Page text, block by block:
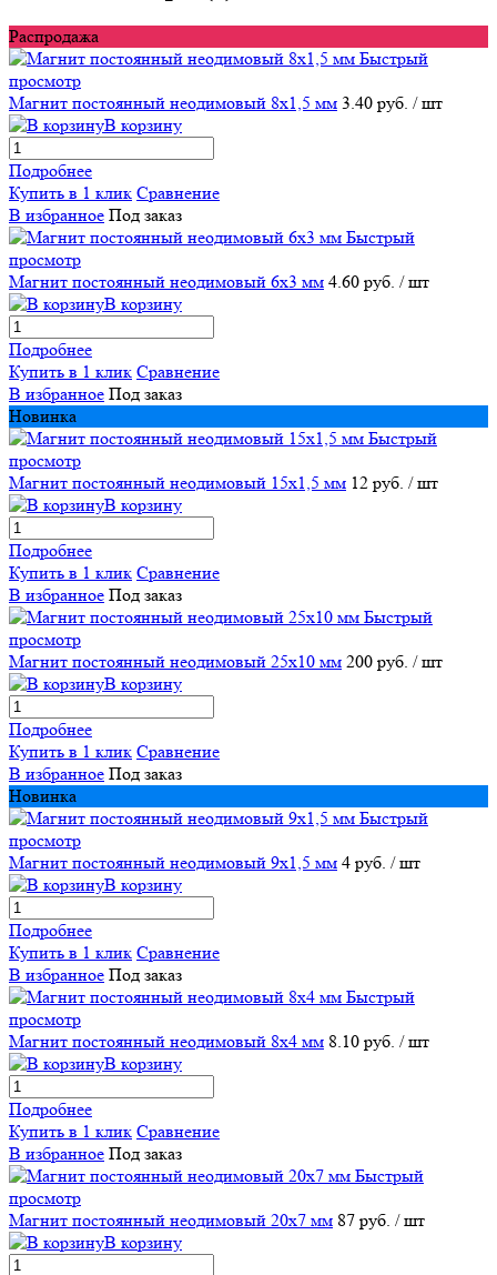
Распродажа
Быстрый
просмотр
Магнит постоянный неодимовый 8х1,5 мм 3.40 руб. / шт
В корзину
Подробнее
Купить в 1 клик Сравнение
В избранное Под заказ
Быстрый
просмотр
Магнит постоянный неодимовый 6х3 мм 4.60 руб. / шт
В корзину
Подробнее
Купить в 1 клик Сравнение
В избранное Под заказ
Новинка
Быстрый
просмотр
Магнит постоянный неодимовый 15х1,5 мм 12 руб. / шт
В корзину
Подробнее
Купить в 1 клик Сравнение
В избранное Под заказ
Быстрый
просмотр
Магнит постоянный неодимовый 25х10 мм 200 руб. / шт
В корзину
Подробнее
Купить в 1 клик Сравнение
В избранное Под заказ
Новинка
Быстрый
просмотр
Магнит постоянный неодимовый 9х1,5 мм 4 руб. / шт
В корзину
Подробнее
Купить в 1 клик Сравнение
В избранное Под заказ
Быстрый
просмотр
Магнит постоянный неодимовый 8х4 мм 8.10 руб. / шт
В корзину
Подробнее
Купить в 1 клик Сравнение
В избранное Под заказ
Быстрый
просмотр
Магнит постоянный неодимовый 20х7 мм 87 руб. / шт
В корзину